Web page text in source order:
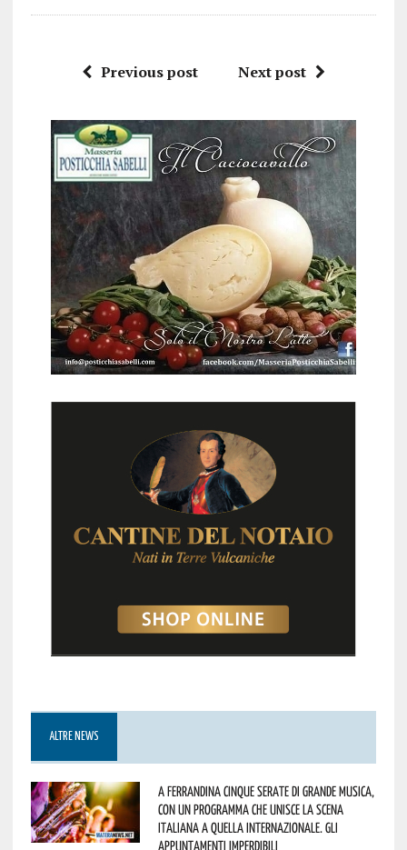
Previous post Next post
ALTRE NEWS
A Ferrandina cinque serate di grande musica,
con un programma che unisce la scena
italiana a quella internazionale. Gli
appuntamenti imperdibili